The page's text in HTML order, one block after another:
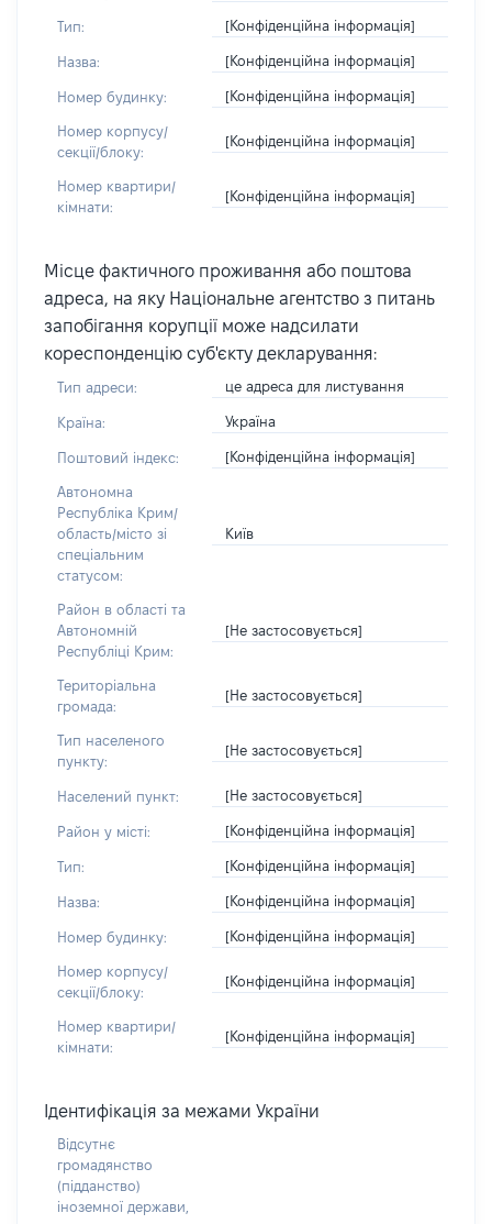
Тип: [Конфіденційна інформація]
Назва: [Конфіденційна інформація]
Номер будинку: [Конфіденційна інформація]
Номер корпусу/
секції/блоку:
[Конфіденційна інформація]
Номер квартири/
кімнати:
[Конфіденційна інформація]
Місце фактичного проживання або поштова
адреса, на яку Національне агентство з питань
запобігання корупції може надсилати
кореспонденцію суб'єкту декларування:
Тип адреси: це адреса для листування
Країна: Україна
Поштовий індекс: [Конфіденційна інформація]
Автономна
Республіка Крим/
область/місто зі
спеціальним
статусом:
Київ
Район в області та
Автономній
Республіці Крим:
[Не застосовується]
Територіальна
громада:
[Не застосовується]
Тип населеного
пункту:
[Не застосовується]
Населений пункт: [Не застосовується]
Район у місті: [Конфіденційна інформація]
Тип: [Конфіденційна інформація]
Назва: [Конфіденційна інформація]
Номер будинку: [Конфіденційна інформація]
Номер корпусу/
секції/блоку:
[Конфіденційна інформація]
Номер квартири/
кімнати:
[Конфіденційна інформація]
Ідентифікація за межами України
Відсутнє
громадянство
(підданство)
іноземної держави,